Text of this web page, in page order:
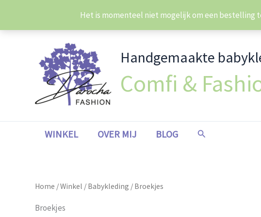
Het is momenteel niet mogelijk om een bestelling
de
Handgemaakte
Comfi &
WINKEL OVER MIJ BLOG Zoeken
Home /Winkel / Babykleding / Broekjes
Broekjes